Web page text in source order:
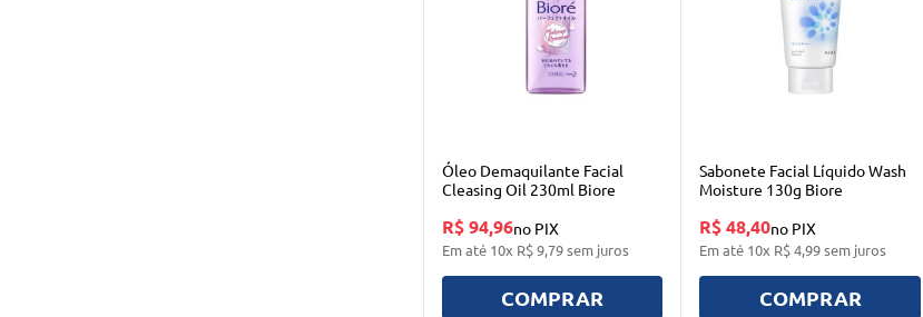
Óleo Demaquilante Facial
Cleasing Oil 230ml Biore
R$ 94,96no PIX
Em até 10x R$9,79sem juros
COMPRAR
Sabonete Facial Líquido Wash
Moisture 130g Biore
R$ 48,40no PIX
Em até 10x R$4,99sem juros
COMPRAR